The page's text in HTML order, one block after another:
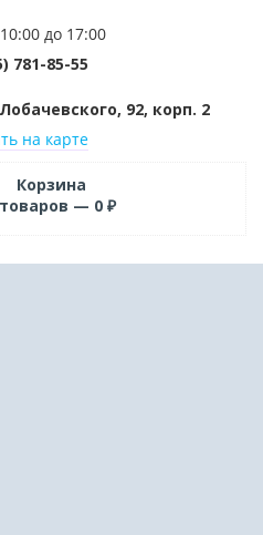
до 17:00
781-85-55
92, корп. 2
на карте
Корзина
товаров — 0 ₽